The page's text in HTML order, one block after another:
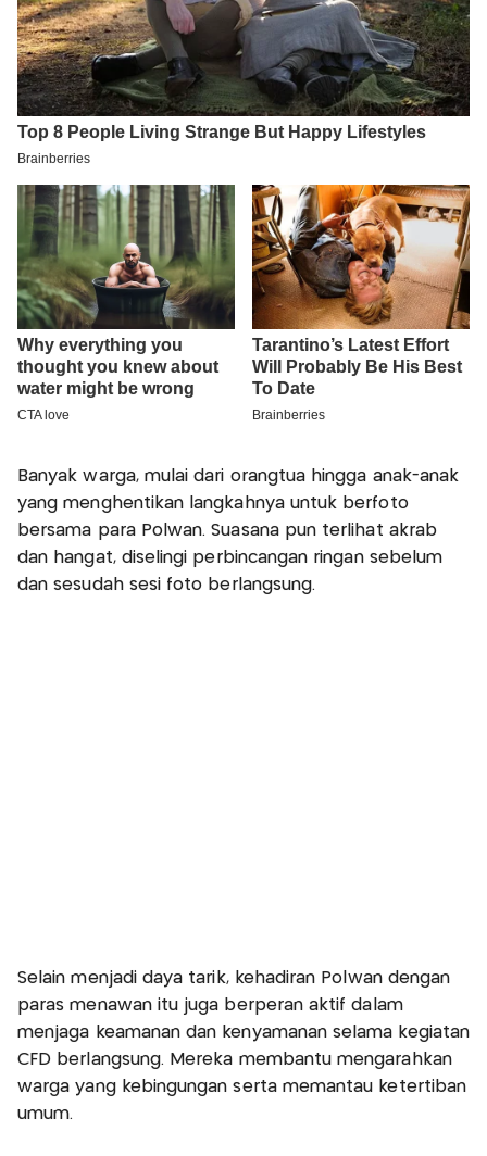
Banyak warga, mulai dari orangtua hingga anak-anak
yang menghentikan langkahnya untuk berfoto
bersama para Polwan. Suasana pun terlihat akrab
dan hangat, diselingi perbincangan ringan sebelum
dan sesudah sesi foto berlangsung.
Selain menjadi daya tarik, kehadiran Polwan dengan
paras menawan itu juga berperan aktif dalam
menjaga keamanan dan kenyamanan selama kegiatan
CFD berlangsung. Mereka membantu mengarahkan
warga yang kebingungan serta memantau ketertiban
umum.